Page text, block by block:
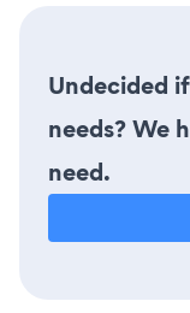
Undecided
needs? We
need.